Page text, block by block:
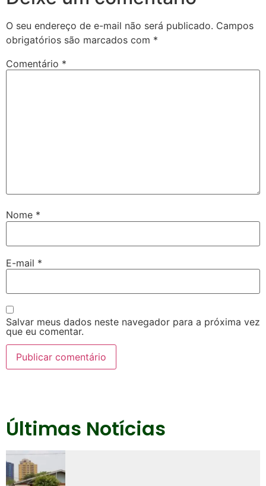
O seu endereço de e-mail não será publicado. Campos
obrigatórios são marcados com *
Comentário *
Nome *
E-mail *
Salvar meus dados neste navegador para a próxima vez
que eu comentar.
Últimas Notícias